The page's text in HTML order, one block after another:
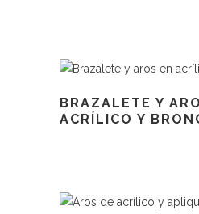
BRAZALETE Y
ACRÍLICO Y